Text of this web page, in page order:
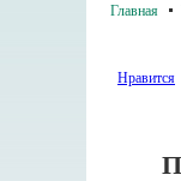
Главная
Нравится